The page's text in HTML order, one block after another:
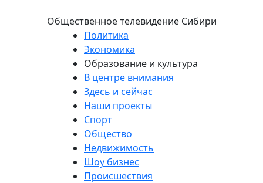
Общественное телевидение Сибири
Политика
Экономика
Образование и культура
В центре внимания
Здесь и сейчас
Наши проекты
Спорт
Общество
Недвижимость
Шоу бизнес
Происшествия